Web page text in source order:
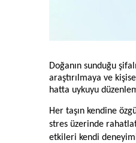
Doğanın sunduğu
araştırılmaya ve
hatta uykuyu
Her taşın kendine
stres üzerinde
etkileri kendi